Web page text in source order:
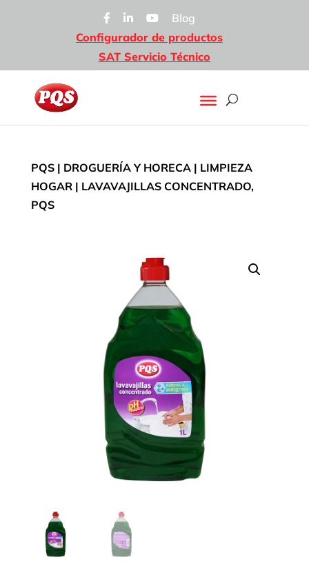
Blog
Configurador de productos
SAT Servicio Técnico
PQS| DROGUERÍA Y HORECA| LIMPIEZA
HOGAR| LAVAVAJILLAS CONCENTRADO,
PQS